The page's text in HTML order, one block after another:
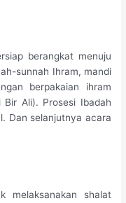
berangkat menuju
sunnah Ihram, mandi
berpakaian ihram
Ali). Prosesi Ibadah
Dan selanjutnya acara
melaksanakan shalat